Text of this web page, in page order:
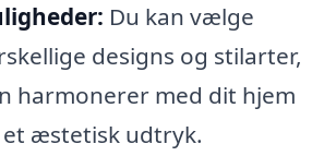
Du kan vælge
designs og stilarter,
harmonerer med dit hjem
æstetisk udtryk.